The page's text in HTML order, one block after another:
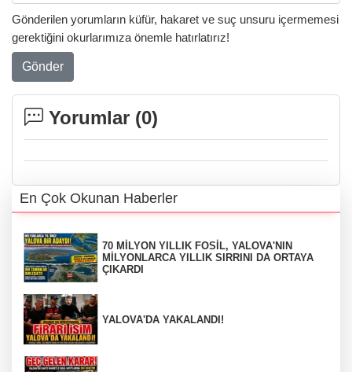
Gönderilen yorumların küfür, hakaret ve suç unsuru içermemesi
gerektiğini okurlarımıza önemle hatırlatırız!
Gönder
Yorumlar (0)
En Çok Okunan Haberler
70 MİLYON YILLIK FOSİL, YALOVA'NIN
MİLYONLARCA YILLIK SIRRINI DA ORTAYA
ÇIKARDI
YALOVA'DA YAKALANDI!